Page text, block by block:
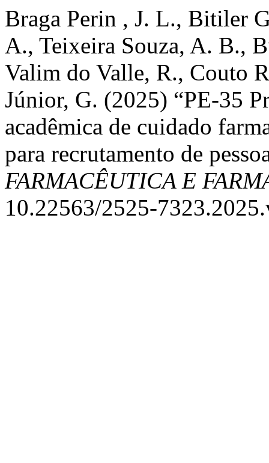
Braga Perin , J. L., Bitiler
A., Teixeira Souza, A. B.,
Valim do Valle, R., Couto
Júnior, G. (2025) “PE-35
acadêmica de cuidado
para recrutamento de
FARMACÊUTICA E
10.22563/2525-